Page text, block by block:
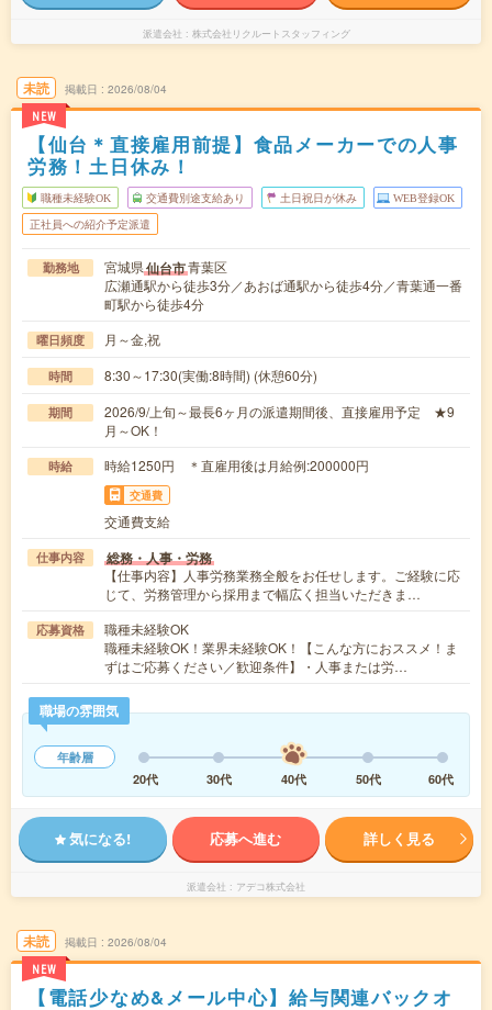
派遣会社 株式会社リクルートスタッフィング
未読
NEW
掲載日 2026/08/04
【仙台＊直接雇用前提】食品メーカーでの人事
労務！土日休み！
職種未経験OK 交通費別途支給あり 土日祝日が休み WEB登録OK
正社員への紹介予定派遣
勤務地 宮城県仙台市青葉区
広瀬通駅から徒歩3分／あおば通駅から徒歩4分／青葉通一番
町駅から徒歩4分
曜日頻度 月～金,祝
時間 8:30～17:30(実働:8時間) (休憩60分)
期間
2026/9/上旬～最長6ヶ月の派遣期間後、直接雇用予定 ★9
月～OK！
時給 時給1250円 ＊直雇用後は月給例:200000円
交通費
交通費支給
仕事内容 総務・人事・労務
【仕事内容】人事労務業務全般をお任せします。ご経験に応
じて、労務管理から採用まで幅広く担当いただきま…
応募資格
職種未経験OK
職種未経験OK！業界未経験OK！【こんな方におススメ！ま
ずはご応募ください／歓迎条件】・人事または労…
職場の雰囲気
年齢層
20代
30代 40代 50代 60代
気になる! 応募へ進む 詳しく見る
派遣会社 アデコ株式会社
未読
NEW
掲載日 2026/08/04
【電話少なめ&メール中心】給与関連バックオ